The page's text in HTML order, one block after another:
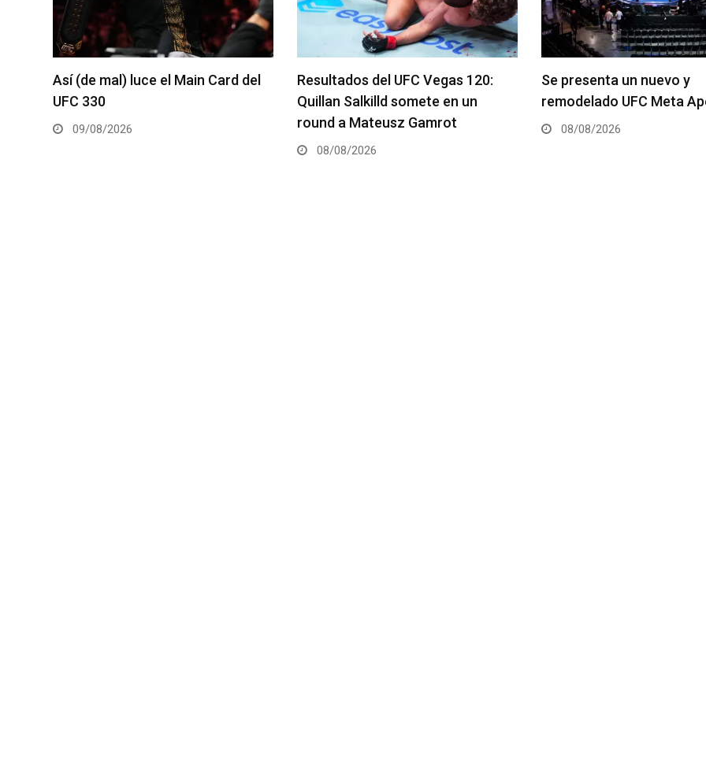
Resultados del UFC Vegas 120:
Quillan Salkilld somete en un
round a Mateusz Gamrot
Se presenta un nuevo y
remodelado UFC Meta Apex
08/08/2026
Roberto Soldić queda libre
Championship
08/08/2026